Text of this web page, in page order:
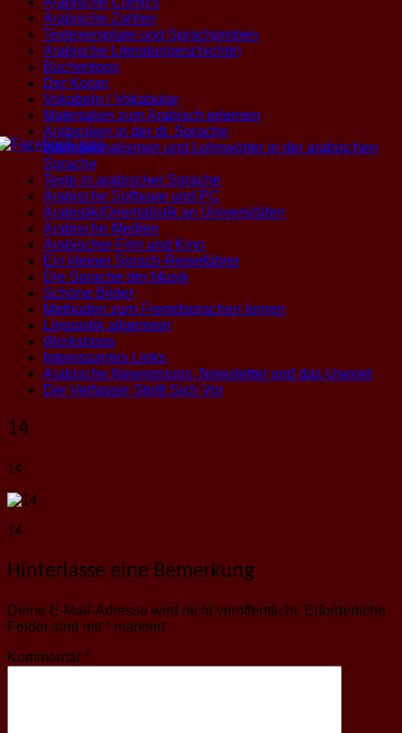
Arabische Zahlen
Textexemplare und Sprachproben
Arabische Literatur(geschichte)
Büchertipps
Der Koran
Vokabeln / Vokabular
Materialien zum Arabisch erlernen
Arabesken in der dt. Sprache
Internationalismen und Lehnwörter in der arabischen
Sprache
Texte in arabischer Sprache
Arabische Software und PC
Arabistik/Orientalistik an Universitäten
Arabische Medien
Arabischer Film und Kino
Ein kleiner Sprach-Reiseführer
Die Sprache der Musik
Schöne Bilder
Methoden zum Fremdsprachen lernen
Linguistik allgemein
Workshops
Interessantes Links
Arabische Newsgroups, Newsletter und das Usenet
Der Verfasser Stellt Sich Vor
14
14
14
Hinterlasse eine Bemerkung
Deine E-Mail-Adresse wird nicht veröffentlicht. Erforderliche
Felder sind mit * markiert
Kommentar *